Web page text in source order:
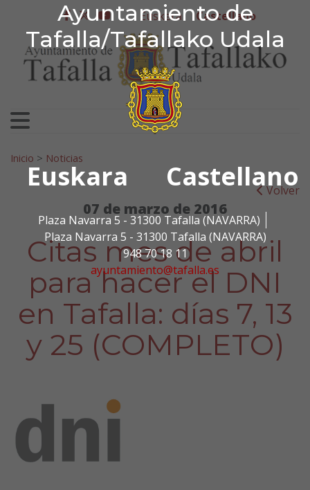
Ayuntamiento de
Tafalla/Tafallako Udala
Euskara Castellano
Plaza Navarra 5 - 31300 Tafalla (NAVARRA)
Plaza Navarra 5 - 31300 Tafalla (NAVARRA)
948 70 18 11
ayuntamiento@tafalla.es
Ir al contenido
Ayuntamiento de
facebook
twitter
youtube
Euskera Castellano
Search for:
Inicio > Noticias
Volver
07 de marzo de 2016
Citas mes de abril
para hacer el DNI
en Tafalla: días 7, 13
y 25 (COMPLETO)